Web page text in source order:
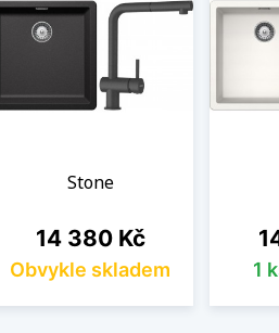
Stone
Cena
14 380 Kč
Obvykle skladem 1